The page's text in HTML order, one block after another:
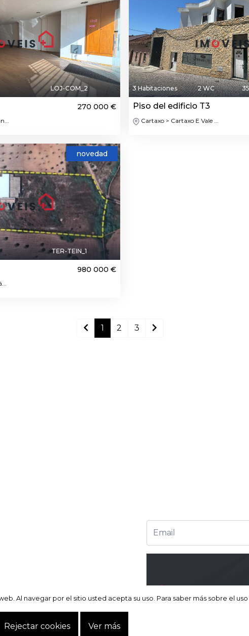
Al navegar por el sitio usted acepta su uso. Para saber más sobre el uso
Rejectar cookies Ver más
LOJ-COM_2
270 000 €
3 Habitaciones 2 WC
Piso del edificio T3
Cartaxo > Cartaxo E Vale ...
novedad
TER-TEIN_1
980 000 €
1 2 3
Al navegar por el sitio usted acepta su uso. Para saber más sobre el uso
Rejectar cookies Ver más